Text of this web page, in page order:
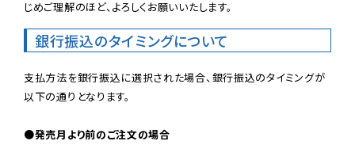
じめご理解のほど、よろしくお願いいたします。
銀行振込のタイミングについて
支払方法を銀行振込に選択された場合、銀行振込のタイミングが
以下の通りとなります。
●発売月より前のご注文の場合